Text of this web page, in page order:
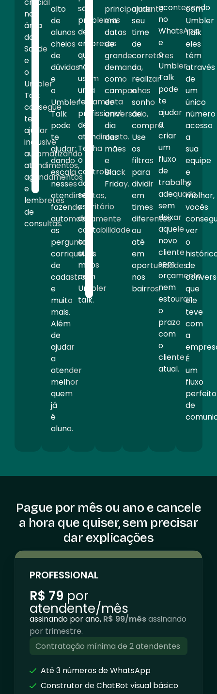
crucial
na
área
da
Saúde
e
o
Umbler
Talk
consegue
te
ajudar
inclusive
automatizando
atendimentos,
agendamentos
e
lembretes
de
consultas.
mais
de
200%
no
número
de
clientes
atendidos."
Vinícius
Santos
Sabin
Medicina
Diagnóstica
alto
de
alunos
cheios
de
dúvidas
e
o
Umbler
Talk
pode
te
ajudar:
dando
escala
nesses
atendimentos,
fazendo
automaticamente
as
perguntas
corriqueiras
de
cadastro
e
muito
mais.
Além
de
ajudar
a
atender
melhor
quem
já
é
aluno.
são
problemas
de
empresas
que
não
usam
uma
ferramenta
profissional
de
atendimento.
Tenha
o
controle
do
seu
escritório
de
contabilidade
em
suas
mãos
com
Umbler
talk.
treinada,
fazendo
com
que
funcionário
não
perca
tempo
com
assuntos
diversos
foque
naquilo
que
é
necessário.
Biancardi
CEO
principalmente
em
datas
de
grande
demanda,
como
campanhas
de
aniversário,
dia
das
mães
e
Black
Friday.
ajuda
seu
time
de
corretores
a
realizar
o
sonho
de
compra.
Use
os
filtros
para
dividir
em
times
diferentes
ou
até
em
oportunidades
nos
bairros.
acontecendo
no
WhatsApp
e
o
Umbler
Talk
pode
te
ajudar
a
criar
um
fluxo
de
trabalho
adequado,
sem
deixar
aquele
novo
cliente
sem
orçamento
nem
estourar
o
prazo
com
o
cliente
atual.
com
Umbler
Talk
eles
têm
através
de
um
único
número
acesso
a
sua
equipe
e
o
melhor,
vocês
ver
o
de
que
ele
teve
com
a
É
um
fluxo
perfeito
de
Pague por mês ou ano e cancele
a hora que quiser, sem precisar
dar explicações
PROFESSIONAL
R$ 79 por
atendente/mês
assinando por ano, R$ 99/mêsassinando
por trimestre.
Contratação mínima de 2 atendentes
Até 3 números de WhatsApp
Construtor de ChatBot visual básico